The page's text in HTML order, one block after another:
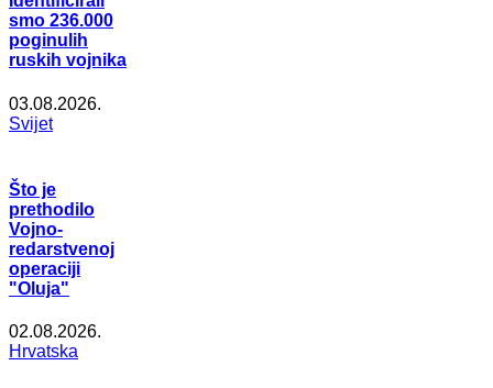
smo 236.000
poginulih
ruskih vojnika
03.08.2026.
Svijet
Što je
prethodilo
Vojno-
redarstvenoj
operaciji
"Oluja"
02.08.2026.
Hrvatska